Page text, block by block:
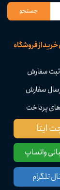
از فروشگاه
سفارش
سفارش
پرداخت
جستجو
واتساپ
ایتا
تلگرام